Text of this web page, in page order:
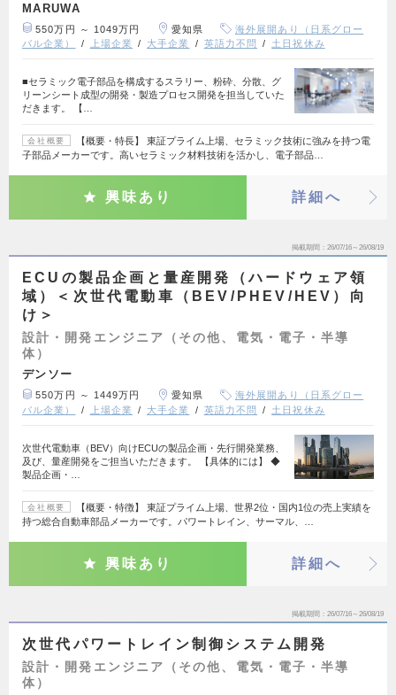
MARUWA
550万円 ～ 1049万円 愛知県
海外展開あり（日系グロー
バル企業）
上場企業 大手企業 英語力不問 土日祝休み
■セラミック電子部品を構成するスラリー、粉砕、分散、グ
リーンシート成型の開発・製造プロセス開発を担当していた
だきます。 【…
会社概要
【概要・特長】 東証プライム上場、セラミック技術に強みを持つ電
子部品メーカーです。高いセラミック材料技術を活かし、電子部品…
興味あり 詳細へ
掲載期間 26/07/16～26/08/19
ECUの製品企画と量産開発（ハードウェア領
域）＜次世代電動車（BEV/PHEV/HEV）向
け＞
設計・開発エンジニア（その他、電気・電子・半導
体）
デンソー
550万円 ～ 1449万円 愛知県
海外展開あり（日系グロー
バル企業）
上場企業 大手企業 英語力不問 土日祝休み
次世代電動車（BEV）向けECUの製品企画・先行開発業務、
及び、量産開発をご担当いただきます。 【具体的には】 ◆
製品企画・…
会社概要
【概要・特徴】 東証プライム上場、世界2位・国内1位の売上実績を
持つ総合自動車部品メーカーです。パワートレイン、サーマル、…
興味あり 詳細へ
掲載期間 26/07/16～26/08/19
次世代パワートレイン制御システム開発
設計・開発エンジニア（その他、電気・電子・半導
体）